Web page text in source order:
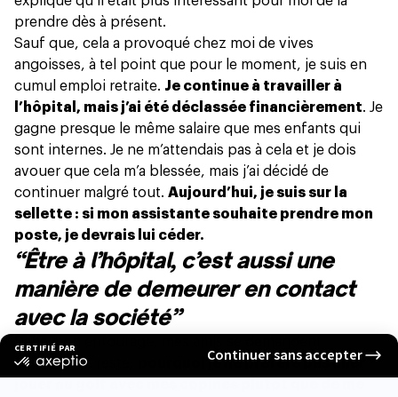
prendre dès à présent.
Sauf que, cela a provoqué chez moi de vives
angoisses, à tel point que pour le moment, je suis en
cumul emploi retraite. Je continue à travailler à
l’hôpital, mais j’ai été déclassée financièrement. Je
gagne presque le même salaire que mes enfants qui
sont internes. Je ne m’attendais pas à cela et je dois
avouer que cela m’a blessée, mais j’ai décidé de
continuer malgré tout. Aujourd’hui, je suis sur la
sellette : si mon assistante souhaite prendre mon
poste, je devrais lui céder.
“Être à l’hôpital, c’est aussi une
manière de demeurer en contact
avec la société”
Dans mon entourage, mes amis se demandent
pourquoi je reste,
pourquoi je ne préfère pas aller